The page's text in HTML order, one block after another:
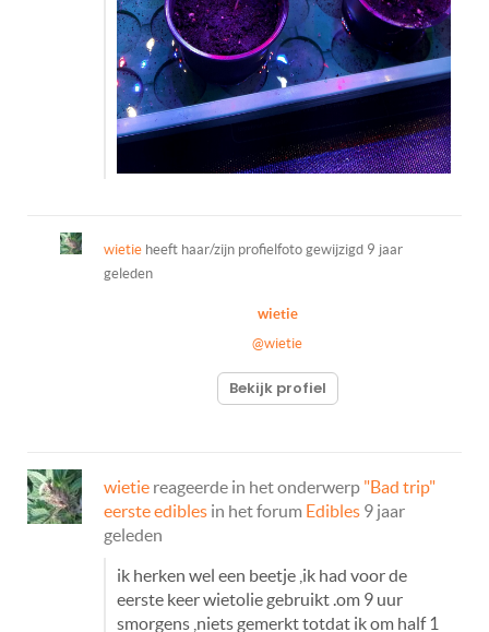
wietie heeft haar/zijn profielfoto gewijzigd 9 jaar
geleden
wietie
@wietie
Bekijk profiel
wietie reageerde in het onderwerp "Bad trip"
eerste edibles in het forum Edibles 9 jaar
geleden
ik herken wel een beetje ,ik had voor de
eerste keer wietolie gebruikt .om 9 uur
smorgens ,niets gemerkt totdat ik om half 1